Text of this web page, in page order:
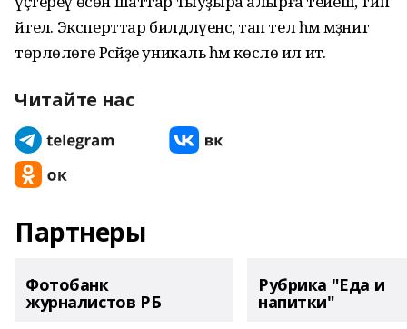
әйтелә. Эксперттар билдәләүенсә, тап тел һәм мәҙәниәт
төрлөлөгө Рәсәйҙе уникаль һәм көслө ил итә.
Читайте нас
Партнеры
Фотобанк
журналистов РБ
Рубрика "Еда и
напитки"